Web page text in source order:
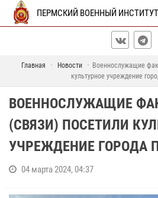
ПЕРМСКИЙ ВОЕННЫЙ
Главная Новости
Военнослужащие
культурное учреждение
ВОЕННОСЛУЖАЩИЕ
(СВЯЗИ) ПОСЕТИЛИ
УЧРЕЖДЕНИЕ ГОРОДА
04 марта 2024, 04:37